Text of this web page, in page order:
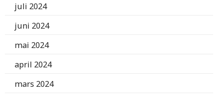
juli 2024
juni 2024
mai 2024
april 2024
mars 2024